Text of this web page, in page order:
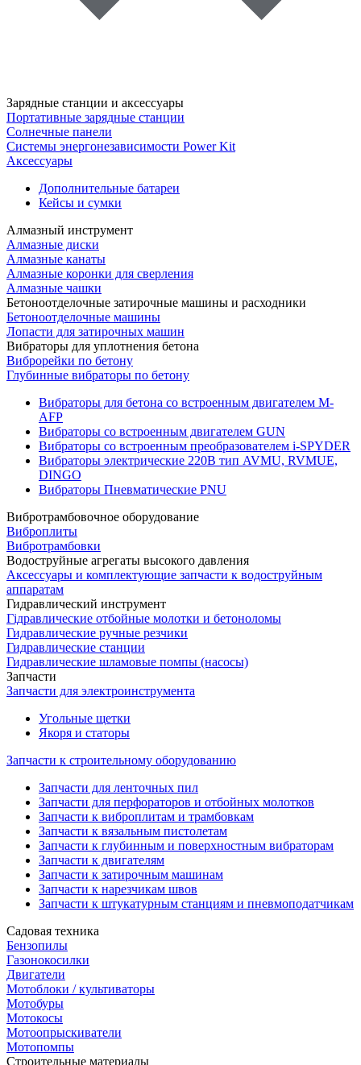
Зарядные станции и аксессуары
Портативные зарядные станции
Солнечные панели
Системы энергонезависимости Power Kit
Аксессуары
Дополнительные батареи
Кейсы и сумки
Алмазный инструмент
Алмазные диски
Алмазные канаты
Алмазные коронки для сверления
Алмазные чашки
Бетоноотделочные затирочные машины и расходники
Бетоноотделочные машины
Лопасти для затирочных машин
Вибраторы для уплотнения бетона
Виброрейки по бетону
Глубинные вибраторы по бетону
Вибраторы для бетона со встроенным двигателем M-
AFP
Вибраторы со встроенным двигателем GUN
Вибраторы со встроенным преобразователем i-SPYDER
Вибраторы электрические 220B тип AVMU, RVMUE,
DINGO
Вибраторы Пневматические PNU
Вибротрамбовочное оборудование
Виброплиты
Вибротрамбовки
Водоструйные агрегаты высокого давления
Аксессуары и комплектующие запчасти к водоструйным
аппаратам
Гидравлический инструмент
Гідравлические отбойные молотки и бетоноломы
Гидравлические ручные резчики
Гидравлические станции
Гидравлические шламовые помпы (насосы)
Запчасти
Запчасти для электроинструмента
Угольные щетки
Якоря и статоры
Запчасти к строительному оборудованию
Запчасти для ленточных пил
Запчасти для перфораторов и отбойных молотков
Запчасти к виброплитам и трамбовкам
Запчасти к вязальным пистолетам
Запчасти к глубинным и поверхностным вибраторам
Запчасти к двигателям
Запчасти к затирочным машинам
Запчасти к нарезчикам швов
Запчасти к штукатурным станциям и пневмоподатчикам
Садовая техника
Бензопилы
Газонокосилки
Двигатели
Мотоблоки / культиваторы
Мотобуры
Мотокосы
Мотоопрыскиватели
Мотопомпы
Строительные материалы